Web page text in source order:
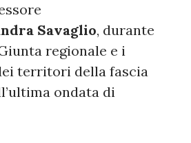
Savaglio, durante
regionale e i
territori della fascia
ondata di